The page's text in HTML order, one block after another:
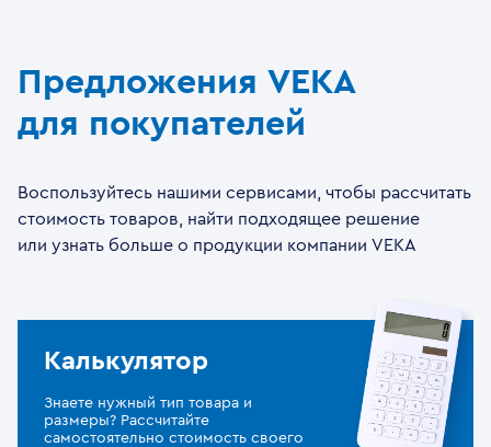
Предложения VEKA
для покупателей
Воспользуйтесь нашими сервисами, чтобы рассчитать
стоимость товаров, найти подходящее решение
или узнать больше о продукции компании VEKA
Калькулятор
Знаете нужный тип товара и
размеры? Рассчитайте
самостоятельно стоимость своего